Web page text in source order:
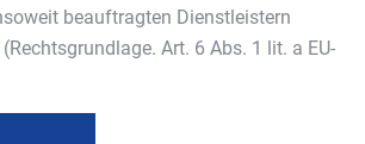
beauftragten Dienstleistern
Art. 6 Abs. 1 lit. a EU-